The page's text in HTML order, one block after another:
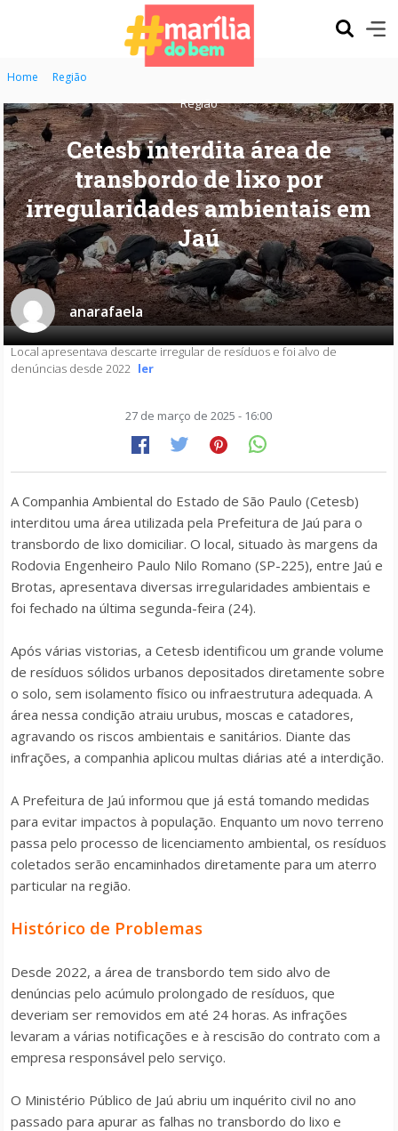
Home Região
Região
Cetesb interdita área de
transbordo de lixo por
irregularidades ambientais em
Jaú
anarafaela
Local apresentava descarte irregular de resíduos e foi alvo de
denúncias desde 2022 ler
27 de março de 2025 - 16:00
A Companhia Ambiental do Estado de São Paulo (Cetesb)
interditou uma área utilizada pela Prefeitura de Jaú para o
transbordo de lixo domiciliar. O local, situado às margens da
Rodovia Engenheiro Paulo Nilo Romano (SP-225), entre Jaú e
Brotas, apresentava diversas irregularidades ambientais e
foi fechado na última segunda-feira (24).
Após várias vistorias, a Cetesb identificou um grande volume
de resíduos sólidos urbanos depositados diretamente sobre
o solo, sem isolamento físico ou infraestrutura adequada. A
área nessa condição atraiu urubus, moscas e catadores,
agravando os riscos ambientais e sanitários. Diante das
infrações, a companhia aplicou multas diárias até a interdição.
A Prefeitura de Jaú informou que já está tomando medidas
para evitar impactos à população. Enquanto um novo terreno
passa pelo processo de licenciamento ambiental, os resíduos
coletados serão encaminhados diretamente para um aterro
particular na região.
Histórico de Problemas
Desde 2022, a área de transbordo tem sido alvo de
denúncias pelo acúmulo prolongado de resíduos, que
deveriam ser removidos em até 24 horas. As infrações
levaram a várias notificações e à rescisão do contrato com a
empresa responsável pelo serviço.
O Ministério Público de Jaú abriu um inquérito civil no ano
passado para apurar as falhas no transbordo do lixo e